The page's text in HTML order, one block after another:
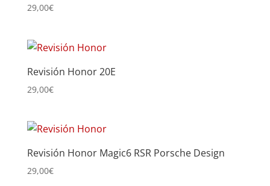
29,00€
Revisión Honor 20E
29,00€
Revisión Honor Magic6 RSR Porsche Design
29,00€